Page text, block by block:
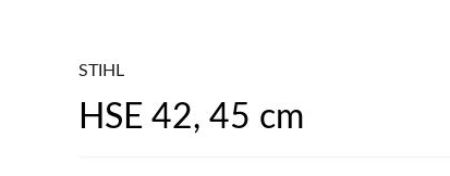
STIHL
HSE 42, 45 cm